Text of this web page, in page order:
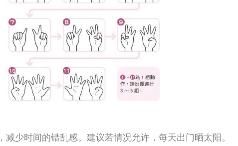
少时间的错乱感。建议若情况允许，每天出门晒太阳。